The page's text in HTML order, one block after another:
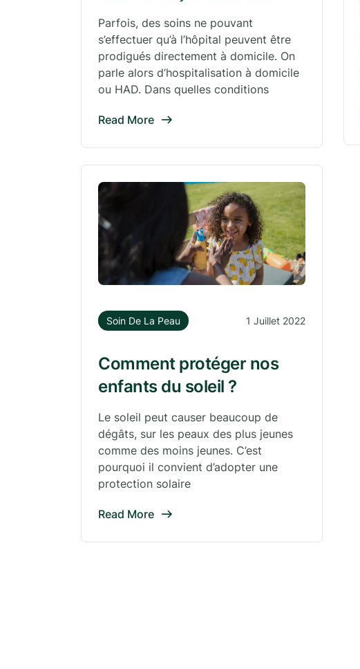
Parfois, des soins ne pouvant
s’effectuer qu’à l’hôpital peuvent être
prodigués directement à domicile. On
parle alors d’hospitalisation à domicile
ou HAD. Dans quelles conditions
Read More
Soin De La Peau 1 Juillet 2022
Comment protéger nos
enfants du soleil ?
Le soleil peut causer beaucoup de
dégâts, sur les peaux des plus jeunes
comme des moins jeunes. C’est
pourquoi il convient d’adopter une
protection solaire
Read More